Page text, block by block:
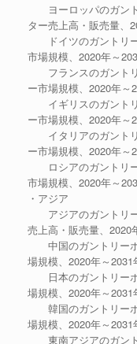
ヨーロッパのガント
ター売上高・販売量、
ドイツのガントリー
市場規模、2020年～
フランスのガントリ
ー市場規模、2020年～
イギリスのガントリ
ー市場規模、2020年～
イタリアのガントリ
ー市場規模、2020年～
ロシアのガントリー
市場規模、2020年～
・アジア
アジアのガントリー
売上高・販売量、2020
中国のガントリーボ
場規模、2020年～2031
日本のガントリーボ
場規模、2020年～2031
韓国のガントリーボ
場規模、2020年～2031
東南アジアのガント